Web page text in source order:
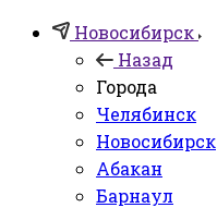
Новосибирск
Назад
Города
Челябинск
Новосибирск
Абакан
Барнаул